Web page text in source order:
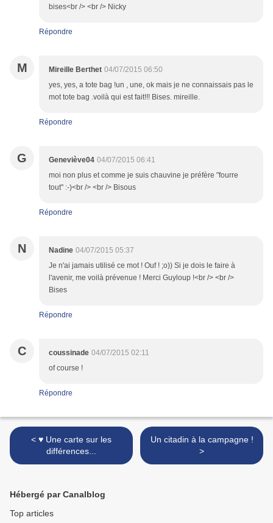
bises<br /> <br /> Nicky
Répondre
M Mireille Berthet 04/07/2015 06:50
yes, yes, a tote bag !un , une, ok mais je ne connaissais pas le
mot tote bag .voilà qui est fait!!! Bises. mireille.
Répondre
G Geneviève04 04/07/2015 06:41
moi non plus et comme je suis chauvine je préfère "fourre
tout" :-)<br /> <br /> Bisous
Répondre
N Nadine 04/07/2015 05:37
Je n'ai jamais utilisé ce mot ! Ouf ! ;o)) Si je dois le faire à
l'avenir, me voilà prévenue ! Merci Guyloup !<br /> <br />
Bises
Répondre
C coussinade 04/07/2015 02:11
of course !
Répondre
< ♥ Une carte sur les
différences...
Un citadin à la campagne !
>
Hébergé par Canalblog
Top articles